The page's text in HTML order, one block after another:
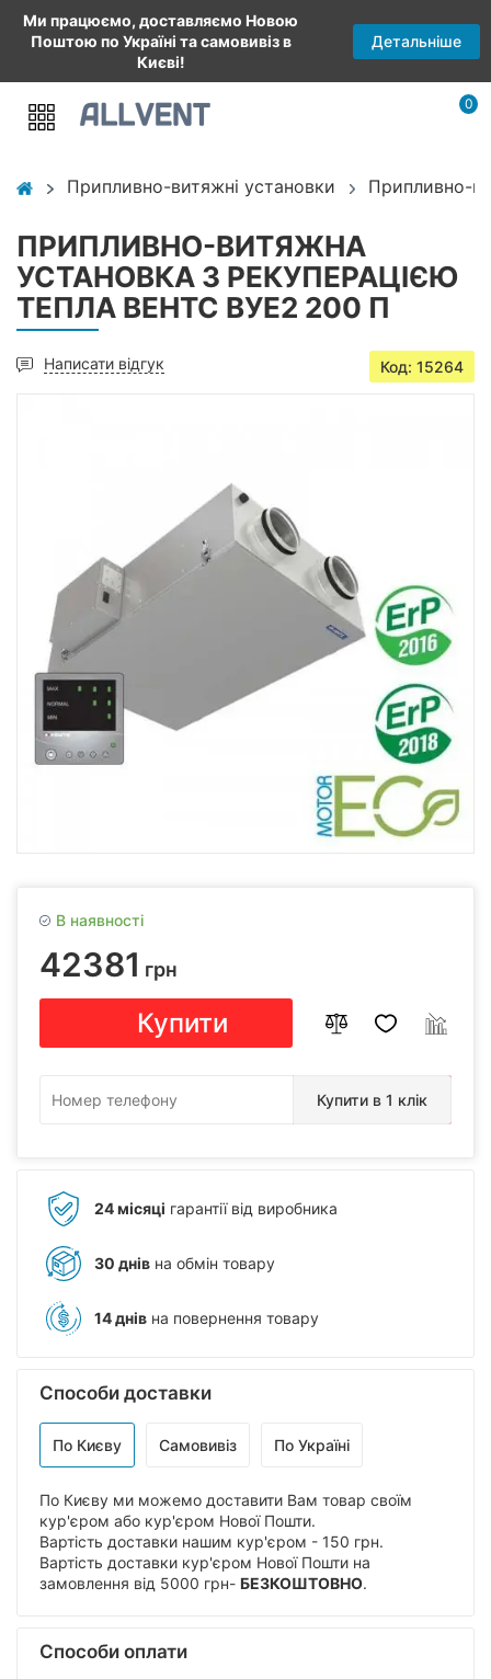
Ми працюємо, доставляємо Новою
Поштою по Україні та самовивіз в
Києві!
Детальніше
0
Припливно-витяжні установки Припливно-
ПРИПЛИВНО-ВИТЯЖНА
УСТАНОВКА З РЕКУПЕРАЦІЄЮ
ТЕПЛА ВЕНТС ВУЕ2 200 П
Написати відгук Код: 15264
В наявності
42381 грн
Купити
Купити в 1 клік
24 місяці гарантії від виробника
30 днів на обмін товару
14 днів на повернення товару
Способи доставки
По Києву Самовивіз По Україні
По Києву ми можемо доставити Вам товар своїм
кур'єром або кур'єром Нової Пошти.
Вартість доставки нашим кур'єром - 150 грн.
Вартість доставки кур'єром Нової Пошти на
замовлення від 5000 грн- БЕЗКОШТОВНО.
Способи оплати